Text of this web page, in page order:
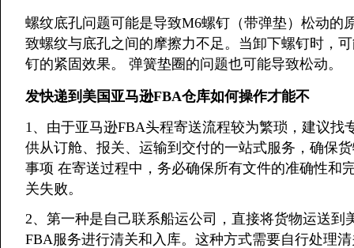
螺纹底孔问题可能是导致M6螺钉（带弹垫）松动的
致螺纹与底孔之间的摩擦力不足。当卸下螺钉时，
钉的紧固效果。 弹簧垫圈的问题也可能导致松动。
发快递到美国亚马逊FBA仓库如何操作才能不
1、由于亚马逊FBA头程寄送流程较为繁琐，建议
供从订舱、报关、运输到交付的一站式服务，确保
事项 在寄送过程中，务必确保所有文件的准确性和
关失败。
2、第一种是自己联系船运公司，直接将货物运送
FBA服务进行清关和入库。这种方式需要自行处理